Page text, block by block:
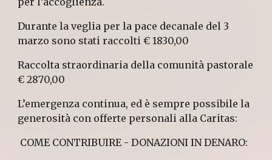
Durante la veglia per la pace decanale del 3
marzo sono stati raccolti € 1830,00
Raccolta straordinaria della comunità pastorale
€ 2870,00
L’emergenza continua, ed è sempre possibile la
generosità con offerte personali alla Caritas:
COME CONTRIBUIRE - DONAZIONI IN DENARO: